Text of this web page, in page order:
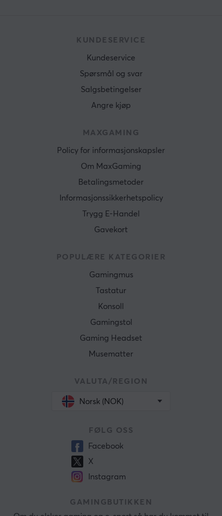
KUNDESERVICE
Kundeservice
Spørsmål og svar
Salgsbetingelser
Angre kjøp
MAXGAMING
Policy for informasjonskapsler
Om MaxGaming
Betalingsmetoder
Informasjonssikkerhetspolicy
Trygg E-Handel
Gavekort
POPULÆRE KATEGORIER
Gamingmus
Tastatur
Konsoll
Gamingstol
Gaming Headset
Musematter
VALUTA/REGION
Norsk (NOK)
FØLG OSS
Facebook
X
Instagram
GAMINGBUTIKKEN